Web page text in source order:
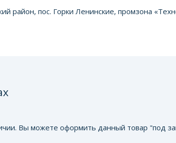
район, пос. Горки Ленинские, промзона
Вы можете оформить данный товар "под